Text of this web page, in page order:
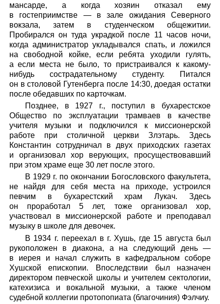
мансарде, а когда хозяин отказал ему
в гостеприимстве — в зале ожидания Северного
вокзала, затем в студенческом общежитии.
Пробирался он туда украдкой после 11 часов ночи,
когда администратор укладывался спать, и ложился
на свободной койке, если ребята уходили гулять,
а если места не было, то пристраивался к какому-
нибудь сострадательному студенту. Питался
он в столовой Гутенберга после 14:30, доедая остатки
после обедавших по карточкам.
Позднее, в 1927 г., поступил в бухарестское
Общество по эксплуатации трамваев в качестве
учителя музыки и подключился к миссионерской
работе при столичной церкви Злэтарь. Здесь
Константин сотрудничал в двух приходских газетах
и организовал хор верующих, просуществовавший
при этом храме еще 30 лет после этого.
В 1929 г. по окончании Богословского факультета,
не найдя для себя места на приходе, устроился
певчим в бухарестский храм Лукач. Здесь
он проработал 5 лет, тоже организовал хор,
участвовал в миссионерской работе и преподавал
музыку в школе для девочек.
В 1934 г. переехал в г. Хушь, где 15 августа был
рукоположен в диакона, а на следующий день —
в иерея и начал служить в кафедральном соборе
Хушской епископии. Впоследствии был назначен
директором певческой школы и учителем сектологии,
катехизиса и вокальной музыки, а также членом
судебной коллегии протопопиата (благочиния) Фэлчиу.